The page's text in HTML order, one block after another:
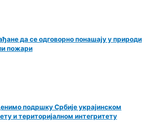
да се одговорно понашају у природи
пожари
подршку Србије украјинском
и територијалном интегритету